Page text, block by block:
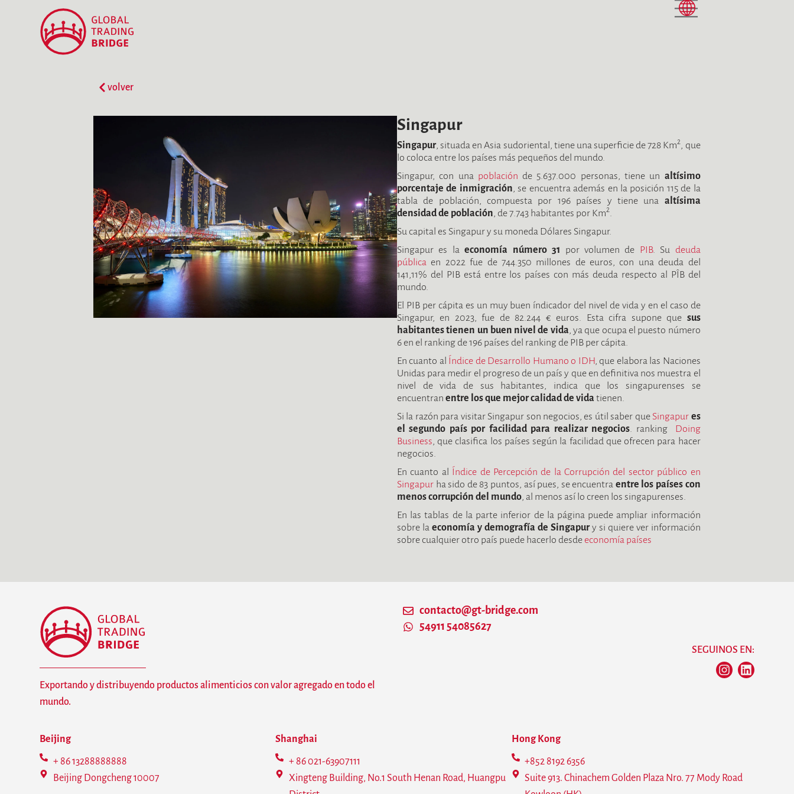
volver
Singapur
Singapur, situada en Asia sudoriental, tiene una superficie de 728 Km2
, que
lo coloca entre los países más pequeños del mundo.
Singapur, con una población de 5.637.000 personas, tiene un altísimo
porcentaje de inmigración , se encuentra además en la posición 115 de la
tabla de población, compuesta por 196 países y tiene una altísima
densidad de población , de 7.743 habitantes por Km2
Su capital es Singapur y su moneda Dólares Singapur.
Singapur es laeconomía número 31 por volumen de PIB. Su deuda
pública en 2022 fue de 744.350 millones de euros, con una deuda del
141,11% del PIB está entre los países con más deuda respecto al PÎB del
mundo.
El PIB per cápita es un muy buen índicador del nivel de vida y en el caso de
Singapur, en 2023, fue de 82.244 € euros. Esta cifra supone que sus
habitantes tienen un buen nivel de vida , ya que ocupa el puesto número
6 en el ranking de 196 países del ranking de PIB per cápita.
En cuanto al Índice de Desarrollo Humano o IDH, que elabora las Naciones
Unidas para medir el progreso de un país y que en definitiva nos muestra el
nivel de vida de sus habitantes, indica que los singapurenses se
encuentran entre los que mejor calidad de vida tienen.
Si la razón para visitar Singapur son negocios, es útil saber que Singapur es
el segundo país por facilidad para realizar negocios . ranking Doing
Business , que clasifica los países según la facilidad que ofrecen para hacer
negocios.
En cuanto al Índice de Percepción de la Corrupción del sector público en
Singapur ha sido de 83 puntos, así pues, se encuentra entre los países con
menos corrupción del mundo , al menos así lo creen los singapurenses.
En las tablas de la parte inferior de la página puede ampliar información
sobre la economía y demografía de Singapury si quiere ver información
sobre cualquier otro país puede hacerlo desde economía países
Exportando y distribuyendo productos alimenticios con valor agregado en todo el
mundo.
contacto@gt-bridge.com
54911 54085627
SEGUINOS EN:
Beijing
+ 86 13288888888
Beijing Dongcheng 10007
Shanghai
+ 86 021-63907111
Xingteng Building, No.1 South Henan Road, Huangpu
Hong Kong
+852 8192 6356
Suite 913. Chinachem Golden Plaza Nro. 77 Mody Road